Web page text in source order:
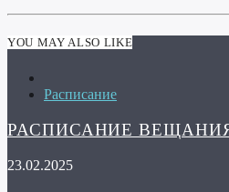
YOU MAY ALSO LIKE
Расписание
РАСПИСАНИЕ ВЕЩАНИЯ
23.02.2025